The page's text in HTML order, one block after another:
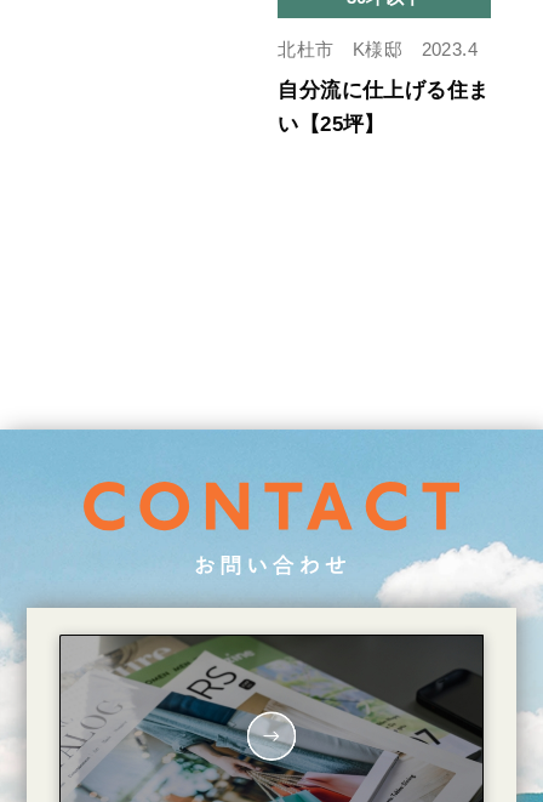
北杜市 K様邸 2023.4
自分流に仕上げる住ま
い【25坪】